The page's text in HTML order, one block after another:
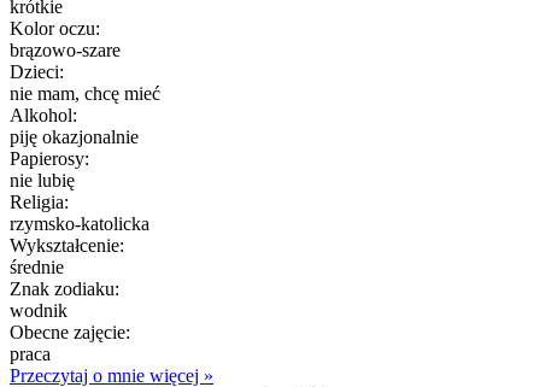
krótkie
Kolor oczu:
brązowo-szare
Dzieci:
nie mam, chcę mieć
Alkohol:
piję okazjonalnie
Papierosy:
nie lubię
Religia:
rzymsko-katolicka
Wykształcenie:
średnie
Znak zodiaku:
wodnik
Obecne zajęcie:
praca
Przeczytaj o mnie więcej »